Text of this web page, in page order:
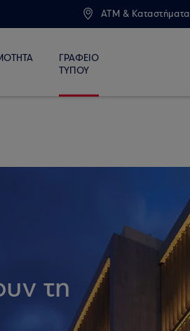
ATM & Καταστήματα
ΓΡΑΦΕΙΟ
ΤΥΠΟΥ
τη